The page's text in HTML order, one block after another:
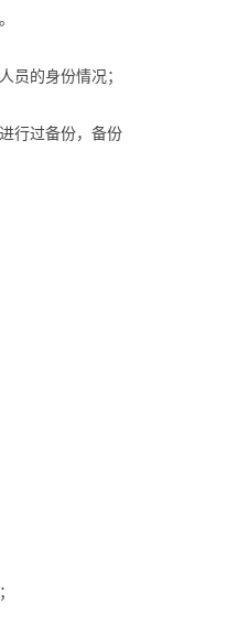
员的身份情况；
行过备份，备份